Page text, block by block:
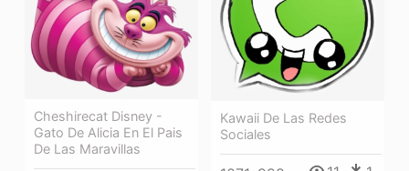
Cheshirecat Disney -
Gato De Alicia En El Pais
De Las Maravillas
Kawaii De Las Redes
Sociales